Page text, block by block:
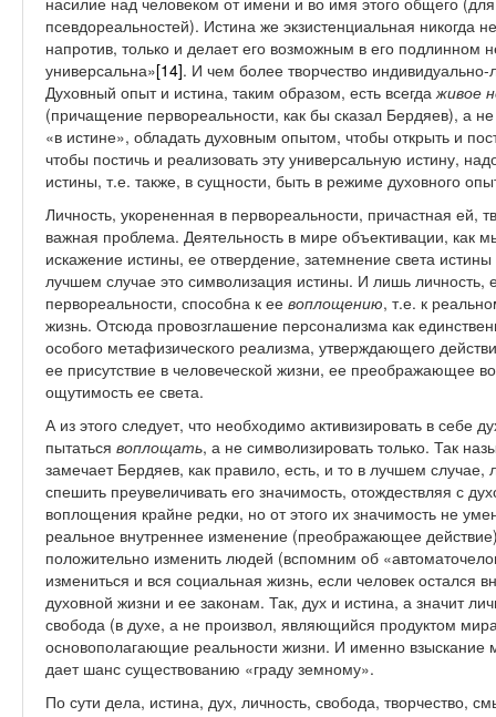
псевдореальностей). Истина же экзистенциальная никогда
напротив, только и делает его возможным в его подлинном
универсальна»[14]. И чем более творчество
Духовный опыт и истина, таким образом, есть всегдаживое
(причащение первореальности, как бы сказал Бердяев), а
«в истине», обладать духовным опытом, чтобы открыть и
чтобы постичь и реализовать эту универсальную истину,
истины, т.е. также, в сущности, быть в режиме духовного
Личность, укорененная в первореальности, причастная ей,
важная проблема. Деятельность в мире объективации, как
искажение истины, ее отвердение, затемнение света
лучшем случае это символизация истины. И лишь
первореальности, способна к ее воплощению, т.е. к
жизнь. Отсюда провозглашение персонализма как
особого метафизического реализма, утверждающего
ее присутствие в человеческой жизни, ее преображающее
ощутимость ее света.
А из этого следует, что необходимо активизировать в себе
пытаться воплощать, а не символизировать только. Так
замечает Бердяев, как правило, есть, и то в лучшем
спешить преувеличивать его значимость, отождествляя с
воплощения крайне редки, но от этого их значимость не
реальное внутреннее изменение (преображающее
положительно изменить людей (вспомним об
измениться и вся социальная жизнь, если человек остался
духовной жизни и ее законам. Так, дух и истина, а значит
свобода (в духе, а не произвол, являющийся продуктом
основополагающие реальности жизни. И именно взыскание
дает шанс существованию «граду земному».
По сути дела, истина, дух, личность, свобода, творчество,